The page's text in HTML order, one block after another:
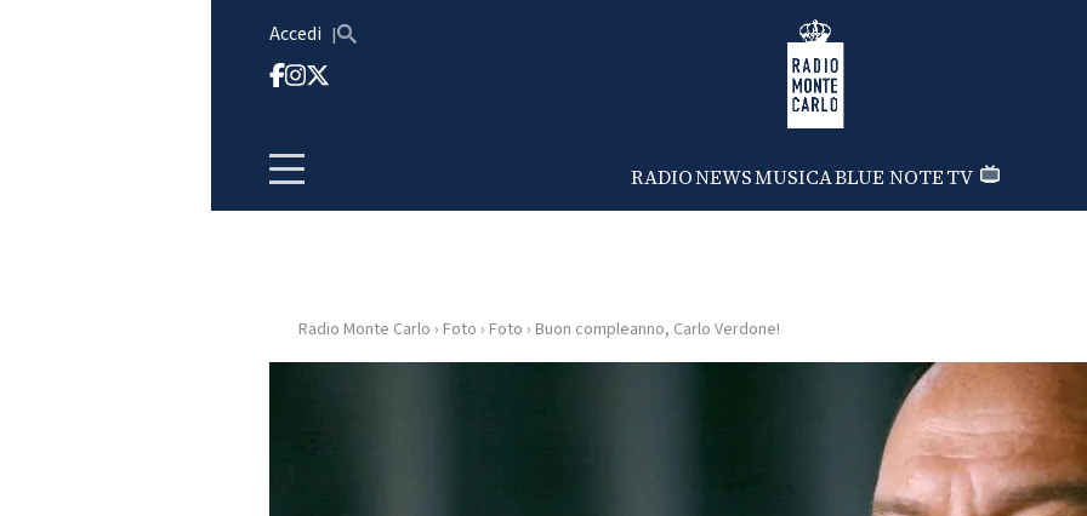
Accedi Radio Monte Carlo
RADIONEWSMUSICABLUE NOTETV
HOMERadio Monte Carlo › Foto › Foto › Buon compleanno, Carlo Verdone!